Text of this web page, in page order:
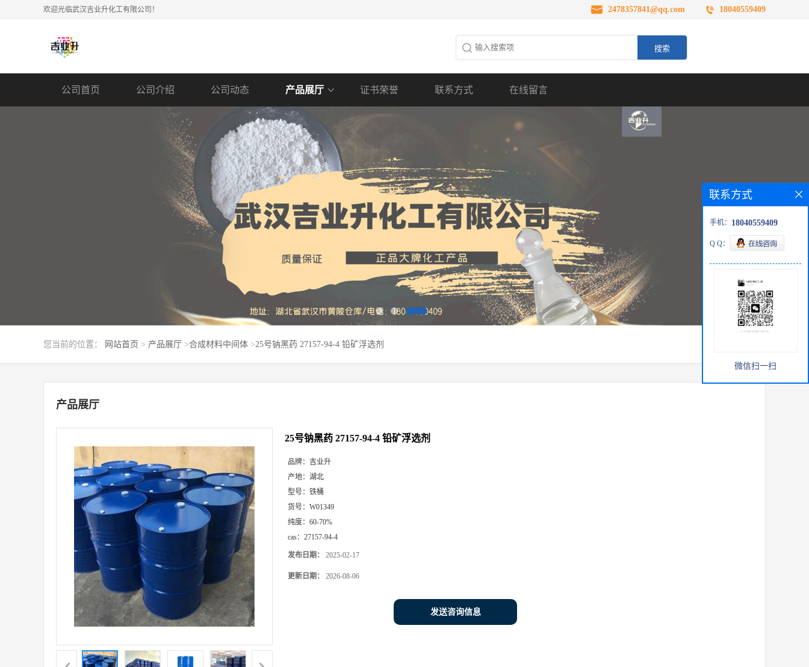
欢迎光临武汉吉业升化工有限公司！ 2478357841@qq.com 18040559409
公司首页 公司介绍 公司动态 产品展厅 证书荣誉 联系方式 在线留言
您当前的位置： 网站首页 > 产品展厅 >合成材料中间体 >25号钠黑药 27157-94-4 铅矿浮选剂
产品展厅
25号钠黑药 27157-94-4 铅矿浮选剂
品牌： 吉业升
产地： 湖北
型号： 铁桶
货号： W01349
纯度： 60-70%
cas： 27157-94-4
发布日期： 2025-02-17
更新日期： 2026-08-06
发送咨询信息
联系方式
手机： 18040559409
Q Q：
微信扫一扫